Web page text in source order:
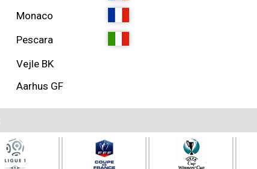
Monaco
Pescara
Vejle BK
Aarhus GF